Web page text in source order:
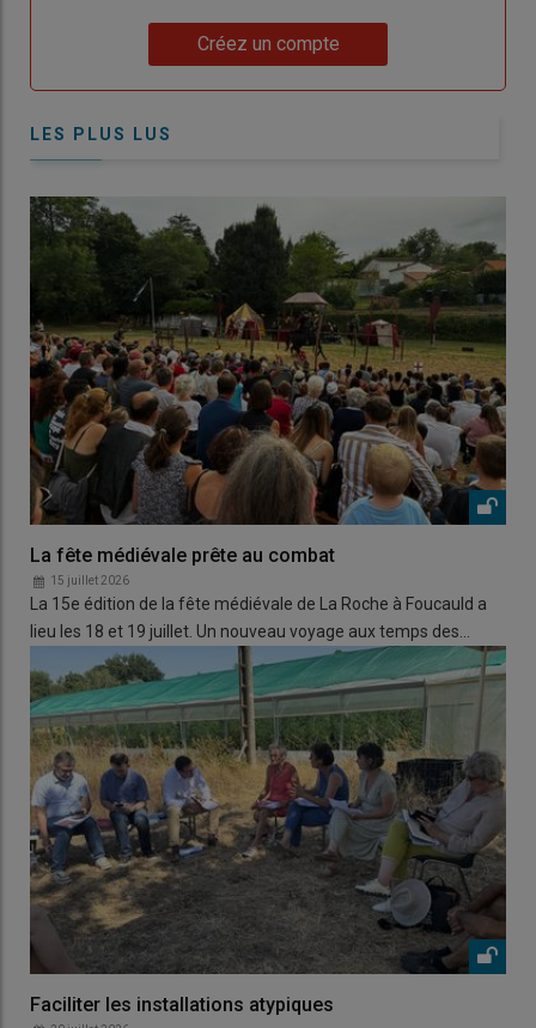
Créez un compte
LES PLUS LUS
La fête médiévale prête au combat
15 juillet 2026
La 15e édition de la fête médiévale de La Roche à Foucauld a
lieu les 18 et 19 juillet. Un nouveau voyage aux temps des…
Faciliter les installations atypiques